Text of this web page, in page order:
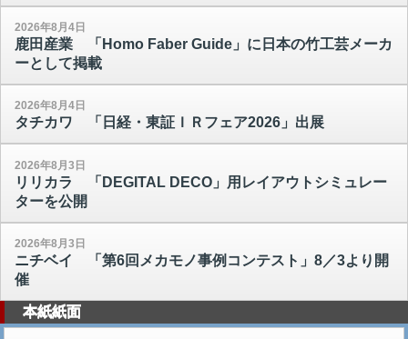
2026年8月4日
鹿田産業 「Homo Faber Guide」に日本の竹工芸メーカ
ーとして掲載
2026年8月4日
タチカワ 「日経・東証ＩＲフェア2026」出展
2026年8月3日
リリカラ 「DEGITAL DECO」用レイアウトシミュレー
ターを公開
2026年8月3日
ニチベイ 「第6回メカモノ事例コンテスト」8／3より開
催
本紙紙面